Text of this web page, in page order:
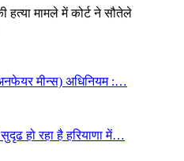
मामले में कोर्ट ने सौतेले
मीन्स) अधिनियम :…
हो रहा है हरियाणा में…